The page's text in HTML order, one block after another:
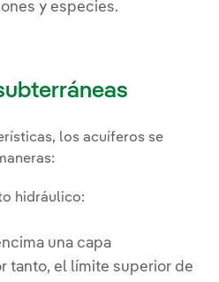
y especies.
los acuíferos se
hidráulico:
una capa
tanto, el límite superior de